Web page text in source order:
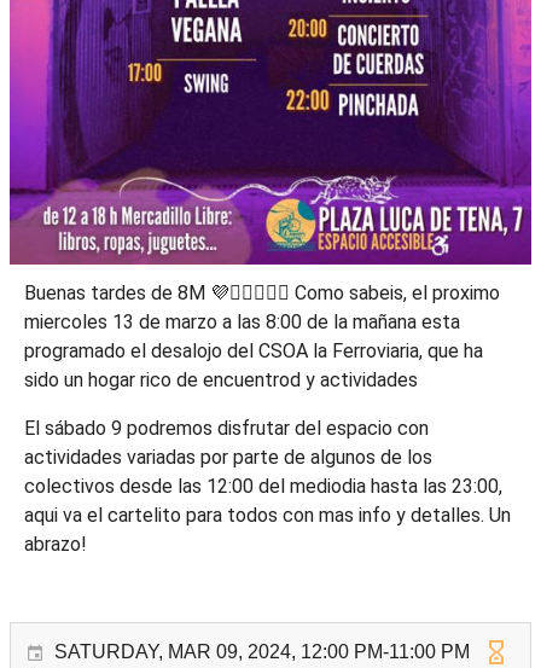
Buenas tardes de 8M 💜🧘🏻‍♀️✊🏻 Como sabeis, el proximo
miercoles 13 de marzo a las 8:00 de la mañana esta
programado el desalojo del CSOA la Ferroviaria, que ha
sido un hogar rico de encuentrod y actividades
El sábado 9 podremos disfrutar del espacio con
actividades variadas por parte de algunos de los
colectivos desde las 12:00 del mediodia hasta las 23:00,
aqui va el cartelito para todos con mas info y detalles. Un
abrazo!
SATURDAY, MAR 09, 2024, 12:00 PM-11:00 PM